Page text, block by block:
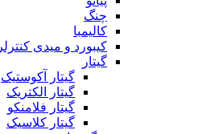
چنگ
کالیمبا
کیبورد و میدی کنترلر
گیتار
گیتار آکوستیک
گیتار الکتریک
گیتار فلامنکو
گیتار کلاسیک